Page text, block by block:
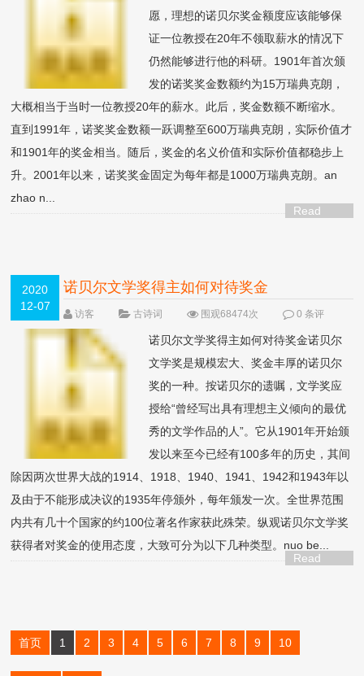
愿，理想的诺贝尔奖金额度应该能够保
证一位教授在20年不领取薪水的情况下
仍然能够进行他的科研。1901年首次颁
发的诺奖奖金数额约为15万瑞典克朗，
大概相当于当时一位教授20年的薪水。此后，奖金数额不断缩水。
直到1991年，诺奖奖金数额一跃调整至600万瑞典克朗，实际价值才
和1901年的奖金相当。随后，奖金的名义价值和实际价值都稳步上
升。2001年以来，诺奖奖金固定为每年都是1000万瑞典克朗。an
zhao n...
Read
2020
12-07
诺贝尔文学奖得主如何对待奖金
访客 古诗词 围观68474次
0 条评
论
诺贝尔文学奖得主如何对待奖金诺贝尔
文学奖是规模宏大、奖金丰厚的诺贝尔
奖的一种。按诺贝尔的遗嘱，文学奖应
授给“曾经写出具有理想主义倾向的最优
秀的文学作品的人”。它从1901年开始颁
发以来至今已经有100多年的历史，其间
除因两次世界大战的1914、1918、1940、1941、1942和1943年以
及由于不能形成决议的1935年停颁外，每年颁发一次。全世界范围
内共有几十个国家的约100位著名作家获此殊荣。纵观诺贝尔文学奖
获得者对奖金的使用态度，大致可分为以下几种类型。nuo be...
Read
首页 1 2 3 4 5 6 7 8 9 10